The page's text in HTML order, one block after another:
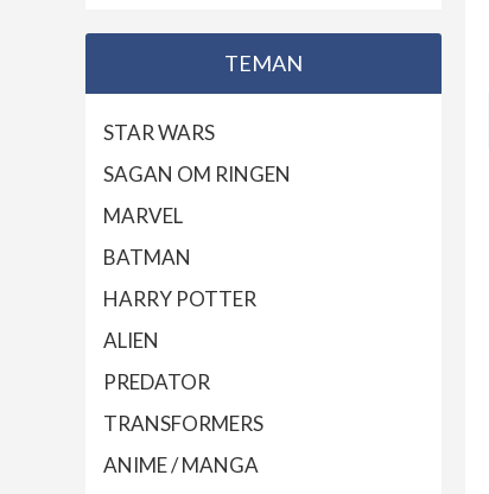
TEMAN
STAR WARS
SAGAN OM RINGEN
MARVEL
BATMAN
HARRY POTTER
ALIEN
PREDATOR
TRANSFORMERS
ANIME / MANGA